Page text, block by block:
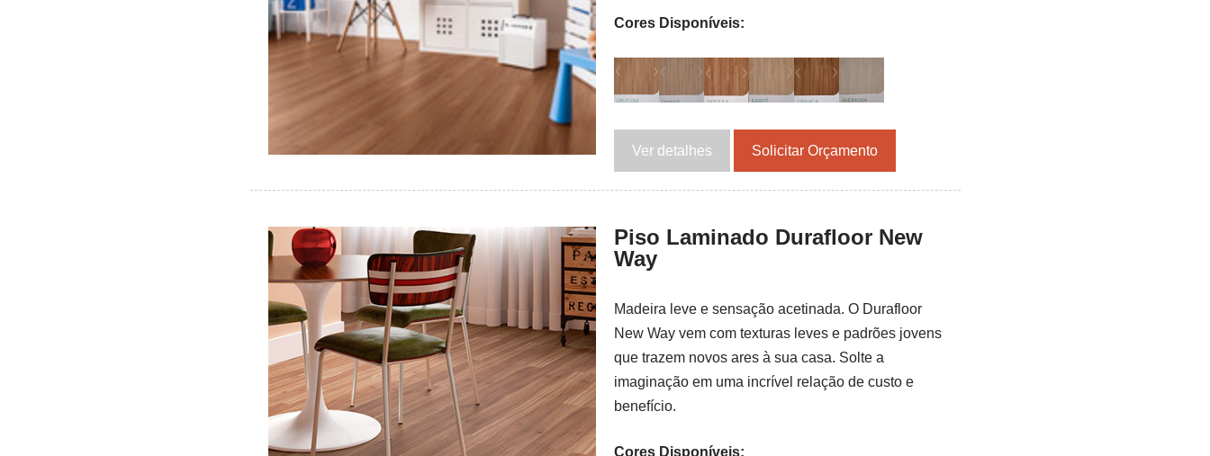
Cores Disponíveis:
Ver detalhes Solicitar Orçamento
Piso Laminado Durafloor New
Way
Madeira leve e sensação acetinada. O Durafloor
New Way vem com texturas leves e padrões jovens
que trazem novos ares à sua casa. Solte a
imaginação em uma incrível relação de custo e
benefício.
Cores Disponíveis: